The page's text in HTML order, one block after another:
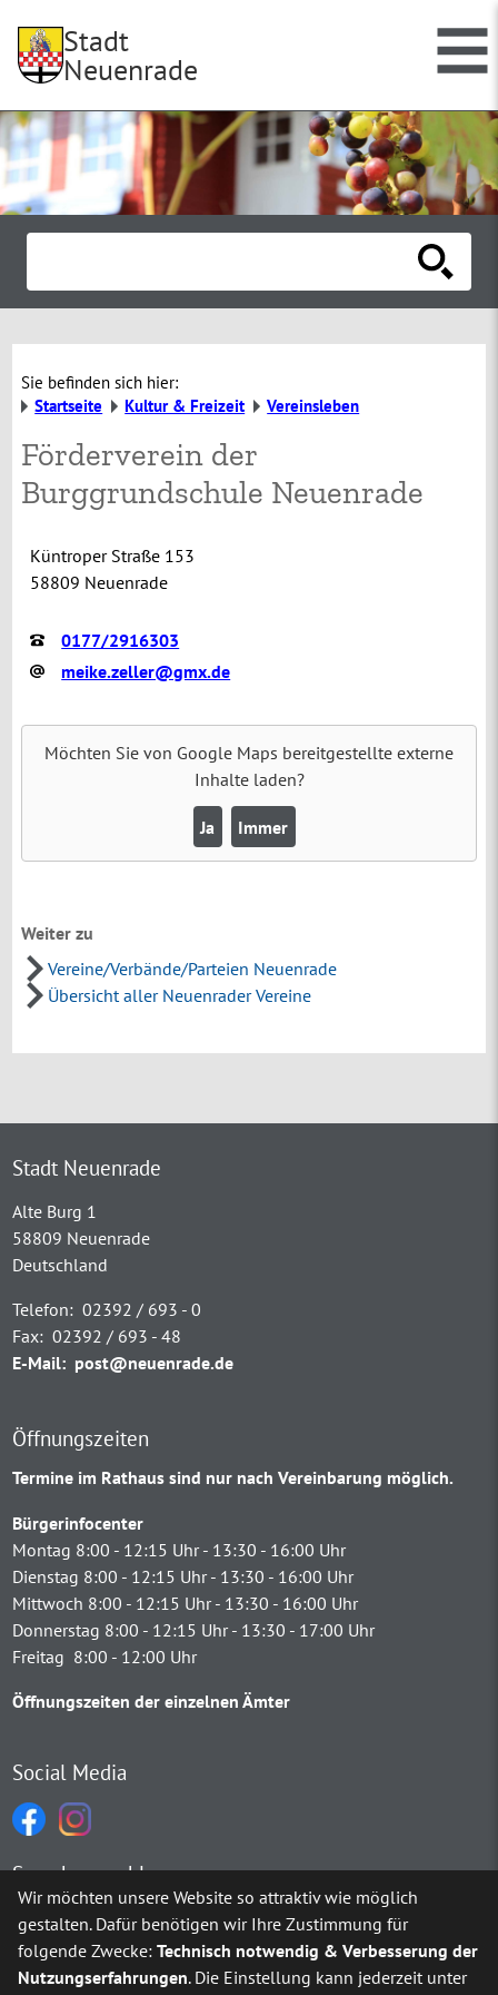
Stadt
Neuenrade
Sie befinden sich hier:
Startseite
Kultur & Freizeit Vereinsleben
Förderverein der
Burggrundschule Neuenrade
Küntroper Straße 153
58809 Neuenrade
0177/2916303
meike.zeller@gmx.de
Möchten Sie von Google Maps bereitgestellte externe
Inhalte laden?
Ja Immer
Weiter zu
Vereine/Verbände/Parteien Neuenrade
Übersicht aller Neuenrader Vereine
Stadt Neuenrade
Alte Burg 1
58809 Neuenrade
Deutschland
Telefon: 02392 / 693 - 0
Fax: 02392 / 693 - 48
E-Mail: post@neuenrade.de
Öffnungszeiten
Termine im Rathaus sind nur nach Vereinbarung möglich.
Bürgerinfocenter
Montag 8:00 - 12:15 Uhr - 13:30 - 16:00 Uhr
Dienstag 8:00 - 12:15 Uhr - 13:30 - 16:00 Uhr
Mittwoch 8:00 - 12:15 Uhr - 13:30 - 16:00 Uhr
Donnerstag 8:00 - 12:15 Uhr - 13:30 - 17:00 Uhr
Freitag 8:00 - 12:00 Uhr
Öffnungszeiten der einzelnen Ämter
Social Media
Sprachauswahl
Möchten Sie vonGoogle Translate bereitgestellte externe
Ja Immer
Wir möchten unsere Website so attraktiv wie möglich
gestalten. Dafür benötigen wir Ihre Zustimmung für
folgende Zwecke:Technisch notwendig & Verbesserung der
Nutzungserfahrungen. Die Einstellung kann jederzeit unter